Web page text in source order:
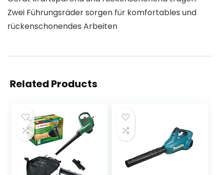
Zwei Führungsräder sorgen für komfortables und
rückenschonendes Arbeiten
Related Products